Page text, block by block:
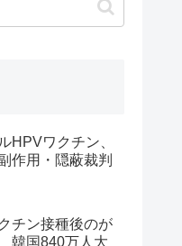
HPVワクチン、
作用・隠蔽裁判
チン接種後のが
韓国840万人大